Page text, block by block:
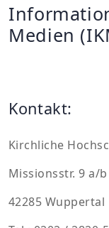
Medien
Kontakt:
Kirchliche
Missionsstr. 9 a/b
42285 Wuppertal